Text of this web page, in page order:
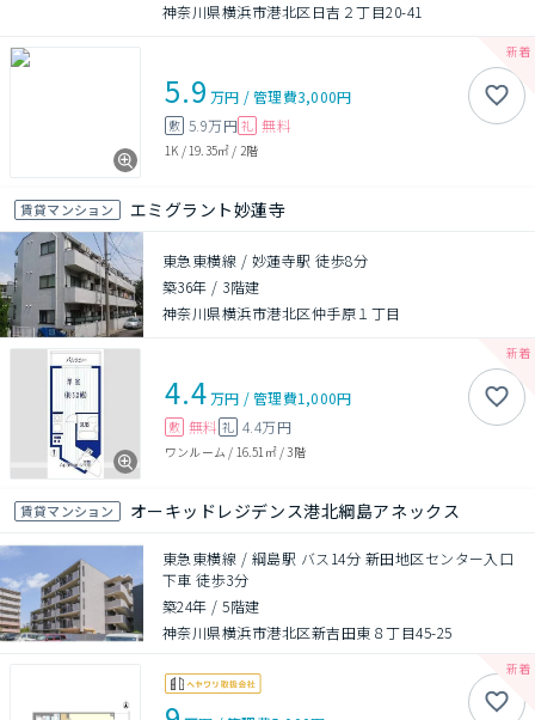
神奈川県横浜市港北区日吉２丁目20-41
5.9 万円 /管理費3,000円
敷 5.9万円 礼 無料
1K / 19.35㎡ / 2階
賃貸マンション エミグラント妙蓮寺
東急東横線 / 妙蓮寺駅 徒歩8分
築36年 / 3階建
神奈川県横浜市港北区仲手原１丁目
4.4万円 /管理費1,000円
敷 無料 礼 4.4万円
ワンルーム / 16.51㎡/3階
賃貸マンション オーキッドレジデンス港北綱島アネックス
東急東横線 / 綱島駅 バス14分 新田地区センター入口
下車 徒歩3分
築24年 /5階建
神奈川県横浜市港北区新吉田東８丁目45-25